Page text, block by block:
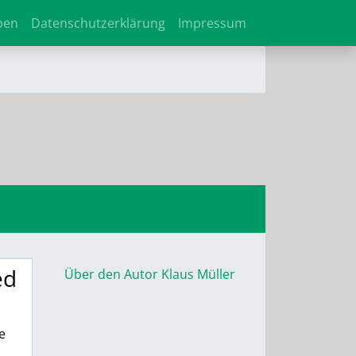
Datenschutzerklärung Impressum
Über den Autor Klaus Müller